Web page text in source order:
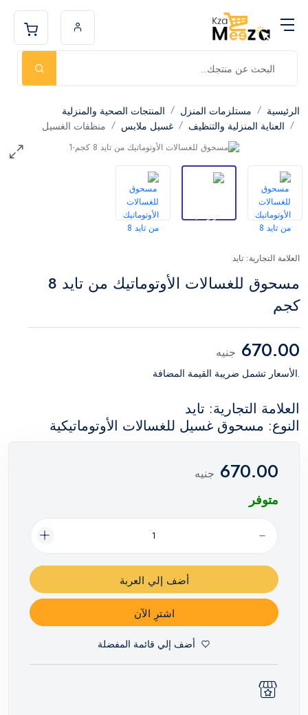
الرئيسية مستلزمات المنزل
المنتجات الصحية والمنزلية
العناية المنزلية والتنظيف
غسيل ملابس منظفات الغسيل
العلامة التجارية: تايد
مسحوق للغسالات الأوتوماتيك من تايد 8
كجم
670.00 جنيه
.الأسعار تشمل ضريبة القيمة المضافة
العلامة التجارية: تايد
النوع: مسحوق غسيل للغسالات الأوتوماتيكية
670.00 جنيه
متوفر
أضف إلي العربة
اشترِ الآن
أضف إلي قائمة المفضلة